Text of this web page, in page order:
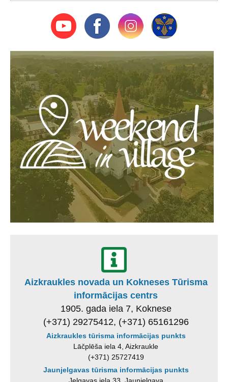
Aizkraukles novada un Kokneses Tūrisma
informācijas centrs
1905. gada iela 7, Koknese
(+371) 29275412, (+371) 65161296
Aizkraukles tūrisma informācijas punkts
Lāčplēša iela 4, Aizkraukle
(+371) 25727419
Jaunjelgavas tūrisma informācijas punkts